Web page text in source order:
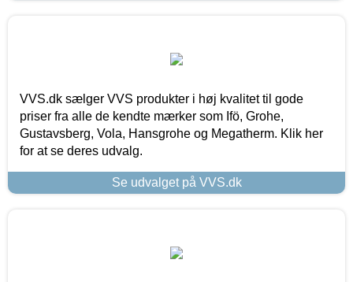
VVS.dk sælger VVS produkter i høj kvalitet til gode
priser fra alle de kendte mærker som Ifö, Grohe,
Gustavsberg, Vola, Hansgrohe og Megatherm. Klik her
for at se deres udvalg.
Se udvalget på VVS.dk